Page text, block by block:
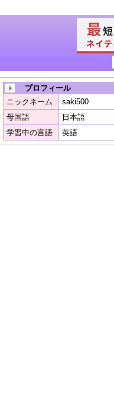
プロフィール
ニックネーム
saki500
母国語
日本語
学習中の言語
英語